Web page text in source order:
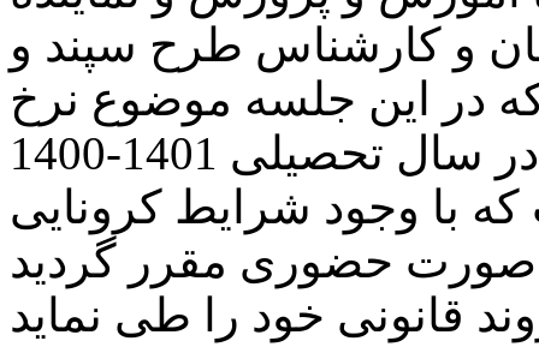
و کارشناس طرح سپند و
در این جلسه موضوع نرخ
کرایه سرویس دانش اموزان در سال تحصیلی 1401-1400
با وجود شرایط کرونایی
حضوری مقرر گردید
قانونی خود را طی نماید